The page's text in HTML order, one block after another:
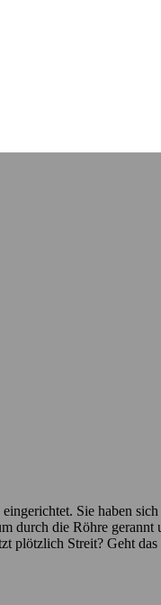
Sie haben
die Röhre
plötzlich Streit? Geht